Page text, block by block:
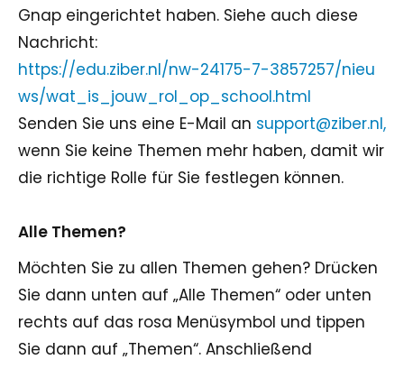
Gnap eingerichtet haben. Siehe auch diese
Nachricht:
https://edu.ziber.nl/nw-24175-7-3857257/nieu
ws/wat_is_jouw_rol_op_school.html
Senden Sie uns eine E-Mail an support@ziber.nl,
wenn Sie keine Themen mehr haben, damit wir
die richtige Rolle für Sie festlegen können.
Alle Themen?
Möchten Sie zu allen Themen gehen? Drücken
Sie dann unten auf „Alle Themen“ oder unten
rechts auf das rosa Menüsymbol und tippen
Sie dann auf „Themen“. Anschließend